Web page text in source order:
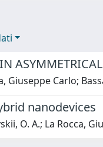
Giuseppe Carlo;
nanodevices
O. A.; La Rocca,